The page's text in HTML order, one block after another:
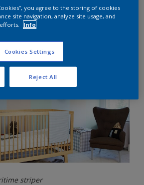
striper
you agree to the storing of cookies
site navigation, analyze site usage, and
Info
Cookies Settings
Reject All